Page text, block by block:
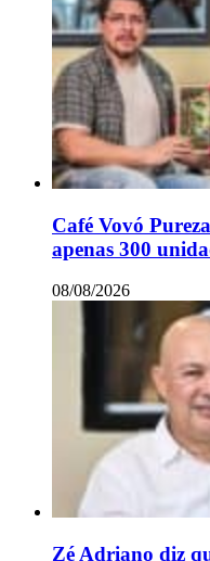
Café Vovó
apenas 300
08/08/2026
Zé Adriano diz